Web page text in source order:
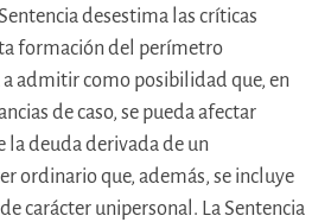
desestima las críticas
formación del perímetro
admitir como posibilidad que, en
de caso, se pueda afectar
la deuda derivada de un
ordinario que, además, se incluye
carácter unipersonal. La Sentencia